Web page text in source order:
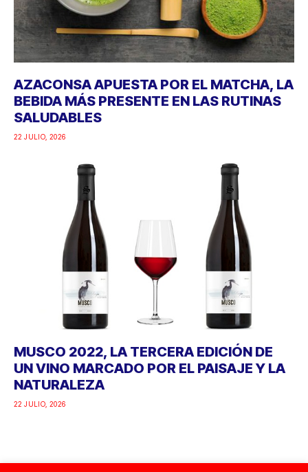
AZACONSA APUESTA POR EL MATCHA, LA
BEBIDA MÁS PRESENTE EN LAS RUTINAS
SALUDABLES
22 JULIO, 2026
MUSCO 2022, LA TERCERA EDICIÓN DE
UN VINO MARCADO POR EL PAISAJE Y LA
NATURALEZA
22 JULIO, 2026